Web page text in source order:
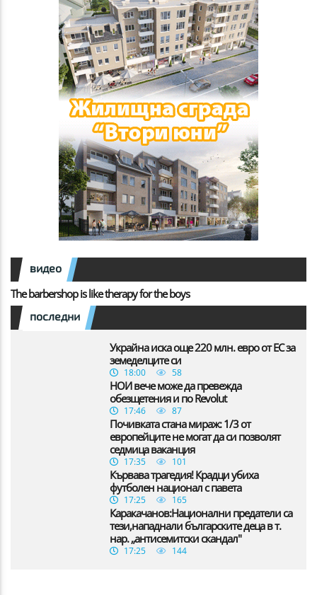
видео
The barbershop is like therapy for the boys
последни
Украйна иска още 220 млн. евро от ЕС за
земеделците си
18:00 58
НОИ вече може да превежда
обезщетения и по Revolut
17:46 87
Почивката стана мираж: 1/3 от
европейците не могат да си позволят
седмица ваканция
17:35 101
Кървава трагедия! Крадци убиха
футболен национал с павета
17:25 165
Каракачанов:Национални предатели са
тези,нападнали българските деца в т.
нар. „антисемитски скандал"
17:25 144